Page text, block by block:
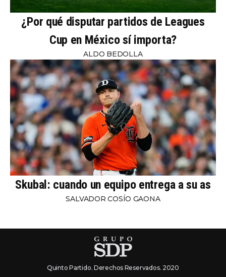
¿Por qué disputar partidos de Leagues
Cup en México sí importa?
ALDO BEDOLLA
Skubal: cuando un equipo entrega a su as
SALVADOR COSÍO GAONA
Quinto Partido. Derechos Reservados. 2020